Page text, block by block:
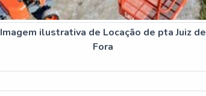
Imagem ilustrativa de Locação de pta Juiz de
Fora